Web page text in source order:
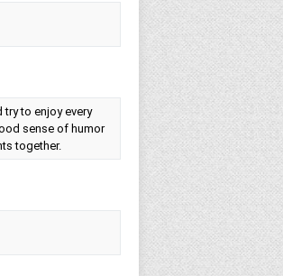
to enjoy every
sense of humor
together.